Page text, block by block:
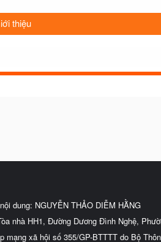
thiệu
dung: NGUYỄN THẢO DIỄM HẰNG
nhà HH1, Đường Dương Đình Nghệ,
mạng xã hội số 355/GP-BTTTT do Bộ